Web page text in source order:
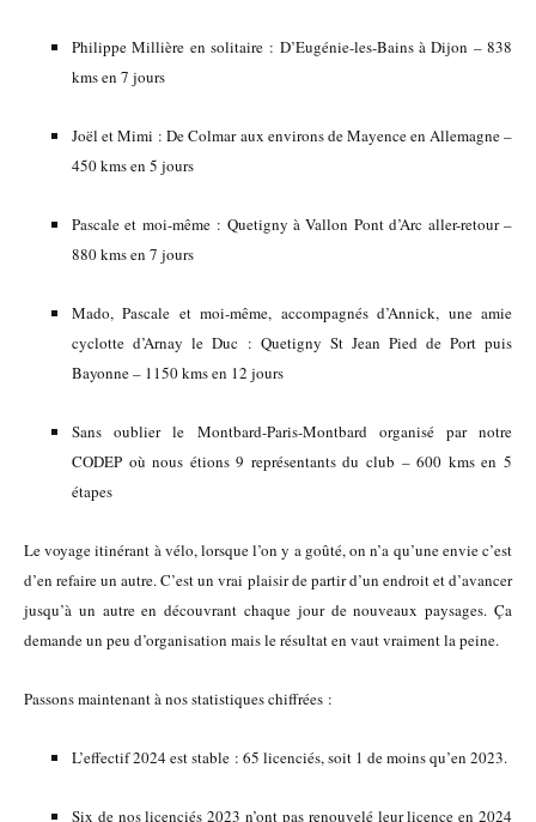
Philippe Millière en solitaire : D’Eugénie-les-Bains à Dijon – 838
kms en 7 jours
Joël et Mimi : De Colmar aux environs de Mayence en Allemagne –
450 kms en 5 jours
Pascale et moi-même : Quetigny à Vallon Pont d’Arc aller-retour –
880 kms en 7 jours
Mado, Pascale et moi-même, accompagnés d’Annick, une amie
cyclotte d’Arnay le Duc : Quetigny St Jean Pied de Port puis
Bayonne – 1150 kms en 12 jours
Sans oublier le Montbard-Paris-Montbard organisé par notre
CODEP où nous étions 9 représentants du club – 600 kms en 5
étapes
Le voyage itinérant à vélo, lorsque l’on y a goûté, on n’a qu’une envie c’est
d’en refaire un autre. C’est un vrai plaisir de partir d’un endroit et d’avancer
jusqu’à un autre en découvrant chaque jour de nouveaux paysages. Ça
demande un peu d’organisation mais le résultat en vaut vraiment la peine.
Passons maintenant à nos statistiques chiffrées :
L’effectif 2024 est stable : 65 licenciés, soit 1 de moins qu’en 2023.
Six de nos licenciés 2023 n’ont pas renouvelé leur licence en 2024